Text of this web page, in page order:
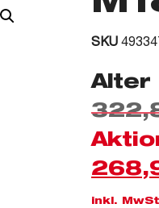
SKU
Alter
inkl.